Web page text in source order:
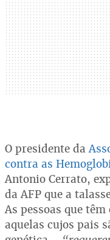
O presidente da
contra as
Antonio Cerrato,
da AFP que a
As pessoas que
aquelas cujos pais